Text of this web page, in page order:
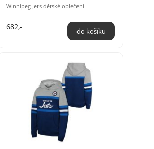
Winnipeg Jets dětské oblečení
682,-